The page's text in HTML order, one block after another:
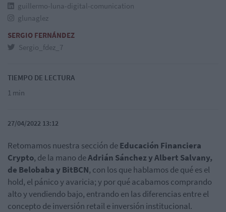
guillermo-luna-digital-comunication
glunaglez
SERGIO FERNÁNDEZ
Sergio_fdez_7
TIEMPO DE LECTURA
1 min
27/04/2022 13:12
Retomamos nuestra sección deEducación Financiera
Crypto, de la mano deAdrián Sánchez y Albert Salvany,
de Belobaba y BitBCN, con los que hablamos de qué es el
hold, el pánico y avaricia; y por qué acabamos comprando
alto y vendiendo bajo, entrando en las diferencias entre el
concepto de inversión retail e inversión institucional.